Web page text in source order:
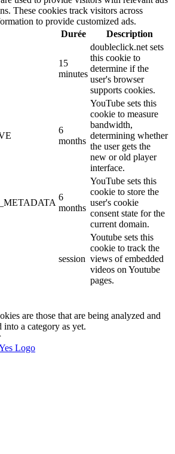
These cookies track visitors across
to provide customized ads.
Durée Description
15
minutes
doubleclick.net sets
this cookie to
determine if the
user's browser
supports cookies.
6
months
YouTube sets this
cookie to measure
bandwidth,
determining whether
the user gets the
new or old player
interface.
6
months
YouTube sets this
cookie to store the
user's cookie
consent state for the
current domain.
session
Youtube sets this
cookie to track the
views of embedded
videos on Youtube
pages.
are those that are being analyzed and
into a category as yet.